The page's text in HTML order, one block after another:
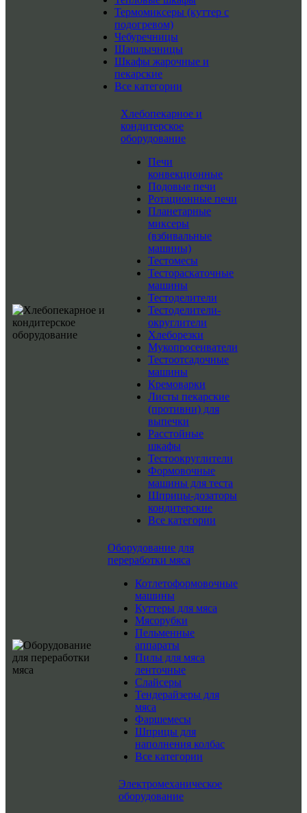
Термомиксеры (куттер с
подогревом)
Чебуречницы
Шашлычницы
Шкафы жарочные и
пекарские
Все категории
Хлебопекарное и
кондитерское
оборудование
Печи
конвекционные
Подовые печи
Ротационные печи
Планетарные
миксеры
(взбивальные
машины)
Тестомесы
Тестораскаточные
машины
Тестоделители
Тестоделители-
округлители
Хлеборезки
Мукопросеиватели
Тестоотсадочные
машины
Кремоварки
Листы пекарские
(противни) для
выпечки
Расстойные
шкафы
Тестоокруглители
Формовочные
машины для теста
Шприцы-дозаторы
кондитерские
Все категории
Оборудование для
переработки мяса
Котлетоформовочные
машины
Куттеры для мяса
Мясорубки
Пельменные
аппараты
Пилы для мяса
ленточные
Слайсеры
Тендерайзеры для
мяса
Фаршемесы
Шприцы для
наполнения колбас
Все категории
Электромеханическое
оборудование